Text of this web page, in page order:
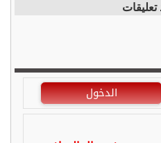
تعليقات
الدخول